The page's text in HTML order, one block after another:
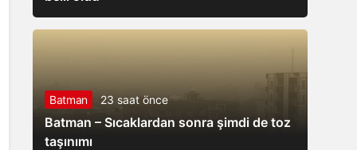
Batman 23 saat önce
Batman – Sıcaklardan sonra şimdi de toz
taşınımı